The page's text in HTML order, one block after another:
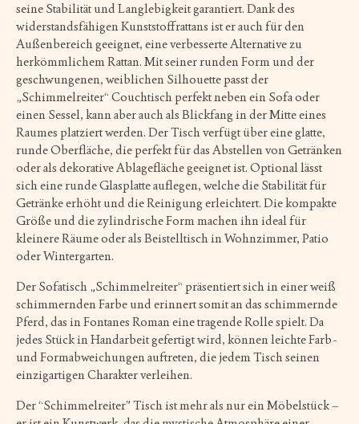
seine Stabilität und Langlebigkeit garantiert. Dank des
widerstandsfähigen Kunststoffrattans ist er auch für den
Außenbereich geeignet, eine verbesserte Alternative zu
herkömmlichem Rattan. Mit seiner runden Form und der
geschwungenen, weiblichen Silhouette passt der
„Schimmelreiter“ Couchtisch perfekt neben ein Sofa oder
einen Sessel, kann aber auch als Blickfang in der Mitte eines
Raumes platziert werden. Der Tisch verfügt über eine glatte,
runde Oberfläche, die perfekt für das Abstellen von Getränken
oder als dekorative Ablagefläche geeignet ist. Optional lässt
sich eine runde Glasplatte auflegen, welche die Stabilität für
Getränke erhöht und die Reinigung erleichtert. Die kompakte
Größe und die zylindrische Form machen ihn ideal für
kleinere Räume oder als Beistelltisch in Wohnzimmer, Patio
oder Wintergarten.
Der Sofatisch „Schimmelreiter“ präsentiert sich in einer weiß
schimmernden Farbe und erinnert somit an das schimmernde
Pferd, das in Fontanes Roman eine tragende Rolle spielt. Da
jedes Stück in Handarbeit gefertigt wird, können leichte Farb-
und Formabweichungen auftreten, die jedem Tisch seinen
einzigartigen Charakter verleihen.
Der “Schimmelreiter” Tisch ist mehr als nur ein Möbelstück –